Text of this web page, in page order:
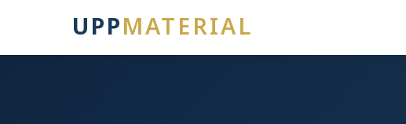
UPPMATERIAL